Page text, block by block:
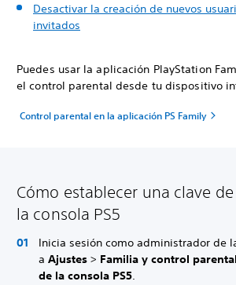
Desactivar la creación de nuevos
invitados
Puedes usar la aplicación PlayStation
el control parental desde tu dispositivo
Control parental en la aplicación PS Family
Cómo establecer una clave
la consola PS5
Inicia sesión como administrador de
a Ajustes > Familia y control parental
de la consola PS5.